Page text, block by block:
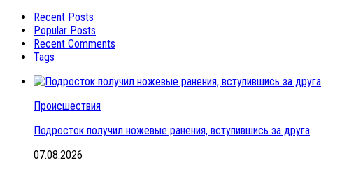
Recent Posts
Popular Posts
Recent Comments
Tags
Происшествия
Подросток получил ножевые ранения, вступившись за друга
07.08.2026